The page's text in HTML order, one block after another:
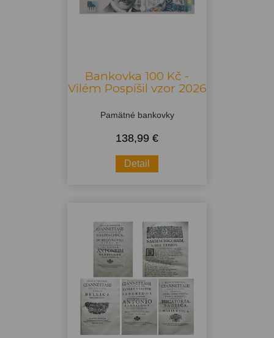
Bankovka 100 Kč -
Vilém Pospíšil vzor 2026
Pamätné bankovky
138,99 €
Detail